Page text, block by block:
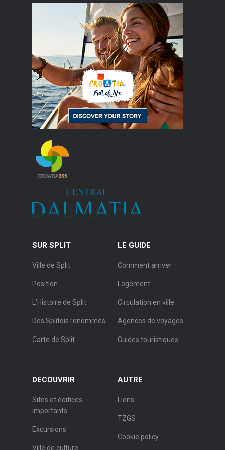
SUR SPLIT
Ville de Split
Position
L’Histoire de Split
Des Splitois renommés
Carte de Split
LE GUIDE
Comment arriver
Logement
Circulation en ville
Agences de voyages
Guides touristiques
DECOUVRIR
Sites et édifices
importants
Excursions
Ville de culture
AUTRE
Liens
TZGS
Cookie policy